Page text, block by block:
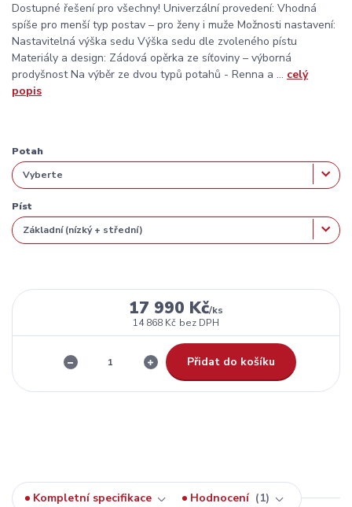
Dostupné řešení pro všechny! Univerzální provedení: Vhodná
spíše pro menší typ postav – pro ženy i muže Možnosti nastavení:
Nastavitelná výška sedu Výška sedu dle zvoleného pístu
Materiály a design: Zádová opěrka ze síťoviny – výborná
prodyšnost Na výběr ze dvou typů potahů - Renna a ... celý
popis
Potah
Píst
17 990 Kč/ks
14 868 Kč bez DPH
Přidat do košíku
Kompletní specifikace Hodnocení 1